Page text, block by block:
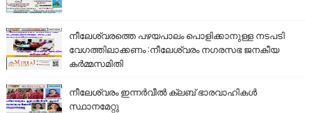
നീലേശ്വരത്തെ പഴയപാലം പൊളിക്കാനുള്ള നടപടി
വേഗത്തിലാക്കണം :നീലേശ്വരം നഗരസഭ ജനകീയ
കർമ്മസമിതി
നീലേശ്വരം ഇന്നർവീൽ ക്ലബ് ഭാരവാഹികൾ
സ്ഥാനമേറ്റു